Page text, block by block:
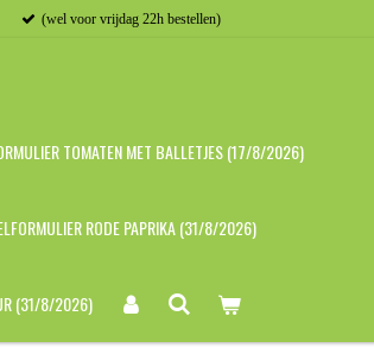
(wel voor vrijdag 22h bestellen)
TOMATEN MET BALLETJES (17/8/2026)
RODE PAPRIKA (31/8/2026)
(31/8/2026)